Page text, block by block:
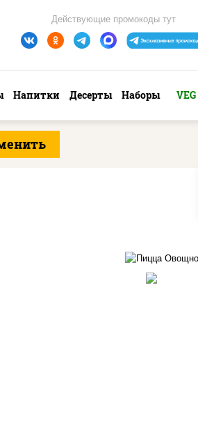
Действующие промокоды тут
Напитки Десерты Наборы VEG